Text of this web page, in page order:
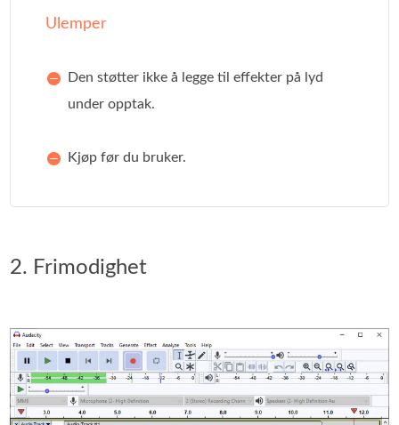
Ulemper
Den støtter ikke å legge til effekter på lyd
under opptak.
Kjøp før du bruker.
2. Frimodighet